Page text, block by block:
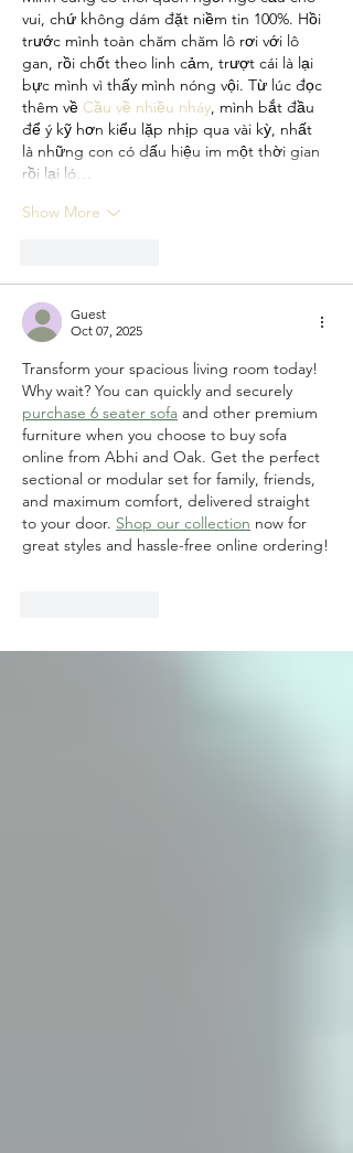
vui, chứ không dám đặt niềm tin 100%. Hồi
trước mình toàn chăm chăm lô rơi với lô
gan, rồi chốt theo linh cảm, trượt cái là lại
bực mình vì thấy mình nóng vội. Từ lúc đọc
thêm về Cầu về nhiều nháy, mình bắt đầu
để ý kỹ hơn kiểu lặp nhịp qua vài kỳ, nhất
là những con có dấu hiệu im một thời gian
rồi lại ló…
Show More
Guest
Oct 07, 2025
Transform your spacious living room today!
Why wait? You can quickly and securely
purchase 6 seater sofa and other premium
furniture when you choose to buy sofa
online from Abhi and Oak. Get the perfect
sectional or modular set for family, friends,
and maximum comfort, delivered straight
to your door. Shop our collection now for
great styles and hassle-free online ordering!